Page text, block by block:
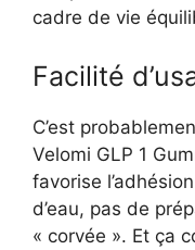
cadre de vie
Facilité
C’est
Velomi GLP 1
favorise
d’eau, pas de
« corvée ». Et ça